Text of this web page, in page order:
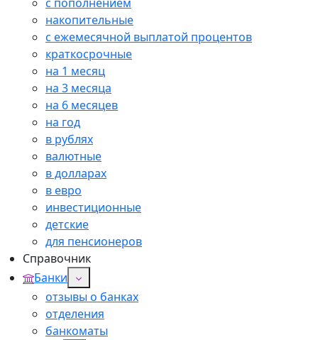
накопительные
с ежемесячной выплатой процентов
краткосрочные
на 1 месяц
на 3 месяца
на 6 месяцев
на год
в рублях
валютные
в долларах
в евро
инвестиционные
детские
для пенсионеров
Справочник
Банки
отзывы о банках
отделения
банкоматы